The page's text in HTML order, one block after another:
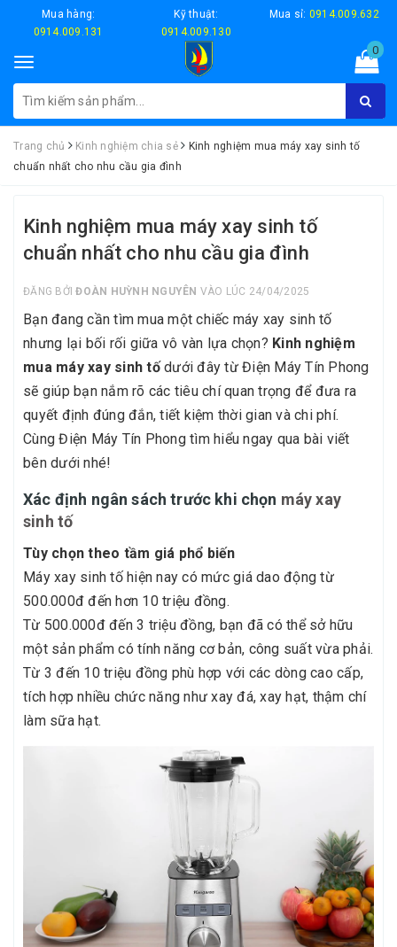
Mua hàng:
0914.009.131
Kỹ thuật:
0914.009.130
Mua sỉ: 0914.009.632
Toggle
navigation
0
Trang chủ Kinh nghiệm chia sẻ
Kinh nghiệm mua máy xay sinh tố
chuẩn nhất cho nhu cầu gia đình
Kinh nghiệm mua máy xay sinh tố
chuẩn nhất cho nhu cầu gia đình
ĐĂNG BỞIĐOÀN HUỲNH NGUYÊN VÀO LÚC 24/04/2025
Bạn đang cần tìm mua một chiếc máy xay sinh tố
nhưng lại bối rối giữa vô vàn lựa chọn? Kinh nghiệm
mua máy xay sinh tốdưới đây từ Điện Máy Tín Phong
sẽ giúp bạn nắm rõ các tiêu chí quan trọng để đưa ra
quyết định đúng đắn, tiết kiệm thời gian và chi phí.
Cùng Điện Máy Tín Phong tìm hiểu ngay qua bài viết
bên dưới nhé!
Xác định ngân sách trước khi chọn máy xay
sinh tố
Tùy chọn theo tầm giá phổ biến
Máy xay sinh tố hiện nay có mức giá dao động từ
500.000đ đến hơn 10 triệu đồng.
Từ 500.000đ đến 3 triệu đồng, bạn đã có thể sở hữu
một sản phẩm có tính năng cơ bản, công suất vừa phải.
Từ 3 đến 10 triệu đồng phù hợp với các dòng cao cấp,
tích hợp nhiều chức năng như xay đá, xay hạt, thậm chí
làm sữa hạt.